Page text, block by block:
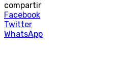
compartir
Facebook
Twitter
WhatsApp